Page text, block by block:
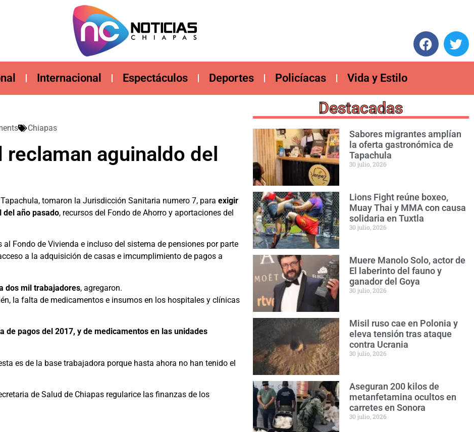
Internacional Espectáculos Deportes Policíacas Vida y Estilo
Chiapas
aguinaldo del
tomaron la Jurisdicción Sanitaria numero 7, para exigir
del año pasado, recursos del Fondo de Ahorro y aportaciones del
Fondo de Vivienda e incluso del sistema de pensiones por parte
a la adquisición de casas e imcumplimiento de pagos a
dos mil trabajadores, agregaron.
la falta de medicamentos e insumos en los hospitales y clínicas
de pagos del 2017, y de medicamentos en las unidades
es de la base trabajadora porque hasta ahora no han tenido el
de Salud de Chiapas regularice las finanzas de los
Destacadas
Sabores migrantes amplían
la oferta gastronómica de
Tapachula
30 julio, 2026
Lions Fight reúne boxeo,
Muay Thai y MMA con causa
solidaria en Tuxtla
30 julio, 2026
Muere Manolo Solo, actor de
El laberinto del fauno y
ganador del Goya
30 julio, 2026
Misil ruso cae en Polonia y
eleva tensión tras ataque
contra Ucrania
30 julio, 2026
Aseguran 200 kilos de
metanfetamina ocultos en
carretes en Sonora
30 julio, 2026